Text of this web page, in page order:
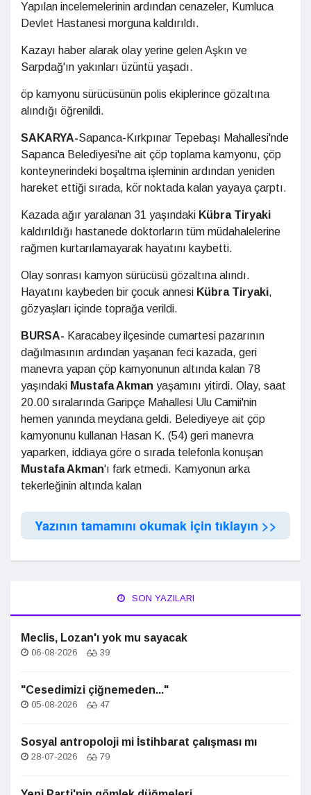
Yapılan incelemelerinin ardından cenazeler, Kumluca
Devlet Hastanesi morguna kaldırıldı.
Kazayı haber alarak olay yerine gelen Aşkın ve
Sarpdağ'ın yakınları üzüntü yaşadı.
öp kamyonu sürücüsünün polis ekiplerince gözaltına
alındığı öğrenildi.
SAKARYA-Sapanca-Kırkpınar Tepebaşı Mahallesi'nde
Sapanca Belediyesi'ne ait çöp toplama kamyonu, çöp
konteynerindeki boşaltma işleminin ardından yeniden
hareket ettiği sırada, kör noktada kalan yayaya çarptı.
Kazada ağır yaralanan 31 yaşındaki Kübra Tiryaki
kaldırıldığı hastanede doktorların tüm müdahalelerine
rağmen kurtarılamayarak hayatını kaybetti.
Olay sonrası kamyon sürücüsü gözaltına alındı.
Hayatını kaybeden bir çocuk annesi Kübra Tiryaki,
gözyaşları içinde toprağa verildi.
BURSA- Karacabey ilçesinde cumartesi pazarının
dağılmasının ardından yaşanan feci kazada, geri
manevra yapan çöp kamyonunun altında kalan 78
yaşındaki Mustafa Akman yaşamını yitirdi. Olay, saat
20.00 sıralarında Garipçe Mahallesi Ulu Camii'nin
hemen yanında meydana geldi. Belediyeye ait çöp
kamyonunu kullanan Hasan K. (54) geri manevra
yaparken, iddiaya göre o sırada telefonla konuşan
Mustafa Akman'ı fark etmedi. Kamyonun arka
tekerleğinin altında kalan
Yazının tamamını okumak için tıklayın >>
SON YAZILARI
Meclis, Lozan'ı yok mu sayacak
06-08-2026 39
"Cesedimizi çiğnemeden..."
05-08-2026 47
Sosyal antropoloji mi İstihbarat çalışması mı
28-07-2026 79